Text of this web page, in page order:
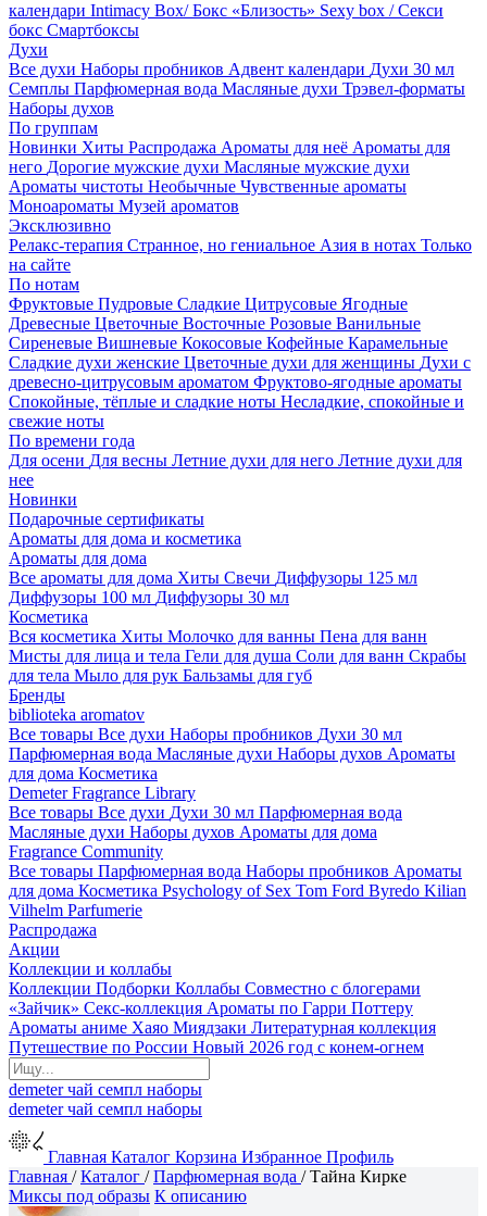
календари Intimacy Box/ Бокс «Близость» Sexy box / Секси
бокс Смартбоксы
Духи
Все духи Наборы пробников Адвент календари Духи 30 мл
Семплы Парфюмерная вода Масляные духи Трэвел-форматы
Наборы духов
По группам
Новинки Хиты Распродажа Ароматы для неё Ароматы для
него Дорогие мужские духи Масляные мужские духи
Ароматы чистоты Необычные Чувственные ароматы
Моноароматы Музей ароматов
Эксклюзивно
Релакс-терапия Странное, но гениальное Азия в нотах Только
на сайте
По нотам
Фруктовые Пудровые Сладкие Цитрусовые Ягодные
Древесные Цветочные Восточные Розовые Ванильные
Сиреневые Вишневые Кокосовые Кофейные Карамельные
Сладкие духи женские Цветочные духи для женщины Духи с
древесно-цитрусовым ароматом Фруктово-ягодные ароматы
Спокойные, тёплые и сладкие ноты Несладкие, спокойные и
свежие ноты
По времени года
Для осени Для весны Летние духи для него Летние духи для
нее
Новинки
Подарочные сертификаты
Ароматы для дома и косметика
Ароматы для дома
Все ароматы для дома Хиты Свечи Диффузоры 125 мл
Диффузоры 100 мл Диффузоры 30 мл
Косметика
Вся косметика Хиты Молочко для ванны Пена для ванн
Мисты для лица и тела Гели для душа Соли для ванн Скрабы
для тела Мыло для рук Бальзамы для губ
Бренды
biblioteka aromatov
Все товары Все духи Наборы пробников Духи 30 мл
Парфюмерная вода Масляные духи Наборы духов Ароматы
для дома Косметика
Demeter Fragrance Library
Все товары Все духи Духи 30 мл Парфюмерная вода
Масляные духи Наборы духов Ароматы для дома
Fragrance Community
Все товары Парфюмерная вода Наборы пробников Ароматы
для дома Косметика Psychology of Sex Tom Ford Byredo Kilian
Vilhelm Parfumerie
Распродажа
Акции
Коллекции и коллабы
Коллекции Подборки Коллабы Совместно с блогерами
«Зайчик» Секс-коллекция Ароматы по Гарри Поттеру
Ароматы аниме Хаяо Миядзаки Литературная коллекция
Путешествие по России Новый 2026 год с конем-огнем
demeterчай семпл наборы
demeterчай семпл наборы
Главная Каталог Корзина Избранное Профиль
Главная /Каталог /Парфюмерная вода /Тайна Кирке
Миксы под образы К описанию